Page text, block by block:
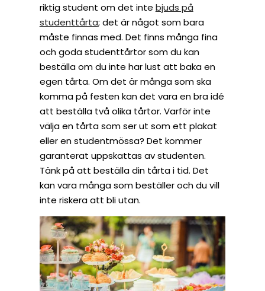
riktig student om det inte bjuds på
studenttårta; det är något som bara
måste finnas med. Det finns många fina
och goda studenttårtor som du kan
beställa om du inte har lust att baka en
egen tårta. Om det är många som ska
komma på festen kan det vara en bra idé
att beställa två olika tårtor. Varför inte
välja en tårta som ser ut som ett plakat
eller en studentmössa? Det kommer
garanterat uppskattas av studenten.
Tänk på att beställa din tårta i tid. Det
kan vara många som beställer och du vill
inte riskera att bli utan.